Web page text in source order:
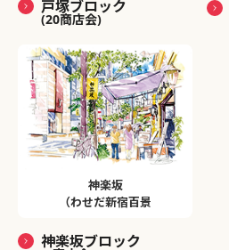
戸塚ブロック
(20商店会)
神楽坂
（わせだ新宿百景
神楽坂ブロック